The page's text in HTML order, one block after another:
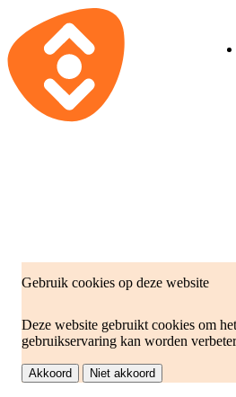
Gebruik cookies op deze website
Deze website gebruikt cookies om
gebruikservaring kan worden
Akkoord Niet akkoord